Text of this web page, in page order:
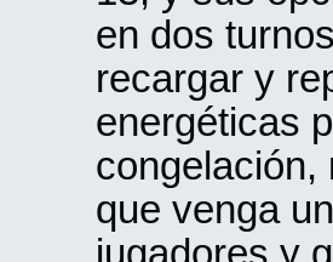
en dos
recargar y
energéticas
congelación,
que venga
jugadores y